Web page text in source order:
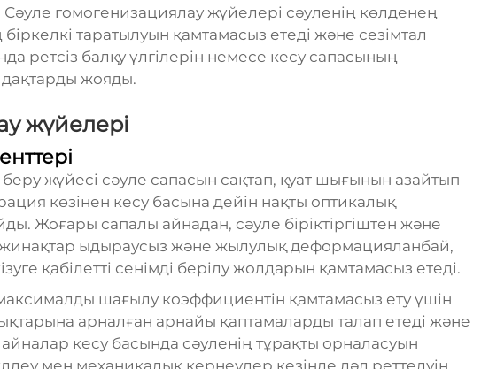
гомогенизациялау жүйелері сәуленің көлденең
таратылуын қамтамасыз етеді және сезімтал
ретсіз балқу үлгілерін немесе кесу сапасының
дақтарды жояды.
жүйелері
жүйесі сәуле сапасын сақтап, қуат шығынын азайтып
көзінен кесу басына дейін нақты оптикалық
Жоғары сапалы айнадан, сәуле біріктіргіштен және
жинақтар ыдыраусыз және жылулық деформацияланбай,
қабілетті сенімді берілу жолдарын қамтамасыз етеді.
шағылу коэффициентін қамтамасыз ету үшін
арналған арнайы қаптамаларды талап етеді және
кесу басында сәуленің тұрақты орналасуын
мен механикалық кернеулер кезінде дәл реттелуін